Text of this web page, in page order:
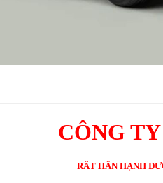
CÔNG
RẤT HÂN HẠNH